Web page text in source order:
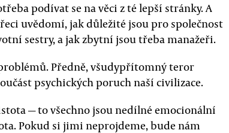
podívat se na věci z té lepší stránky. A
uvědomí, jak důležité jsou pro společnost
sestry, a jak zbytní jsou třeba manažeři.
Předně, všudypřítomný teror
psychických poruch naší civilizace.
— to všechno jsou nedílné emocionální
Pokud si jimi neprojdeme, bude nám